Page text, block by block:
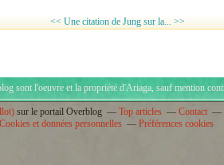
<< Une citation de Jung sur la... >>
sont l'oeuvre et la propriété d'Ariaga, sauf mention
sur le portail Overblog Top articles
Contact
Cookies et données personnelles Préférences cookies